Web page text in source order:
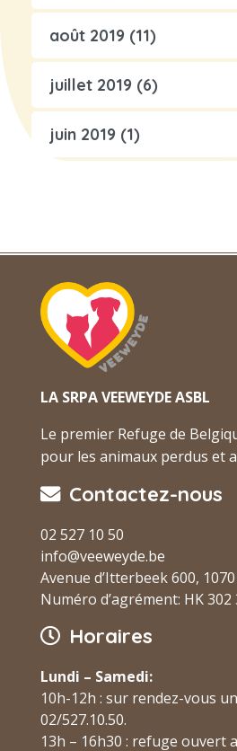
août 2019 (11)
juillet 2019 (6)
juin 2019 (1)
LA SRPA VEEWEYDE ASBL
Le premier Refuge de
pour les animaux perdus et
Contactez-nous
02 527 10 50
info@veeweyde.be
Avenue d’Itterbeek 600,
Numéro d’agrément: HK 302
Horaires
Lundi – Samedi:
10h-12h : sur rendez-vous
02/527.10.50.
13h – 16h30 : refuge ouvert